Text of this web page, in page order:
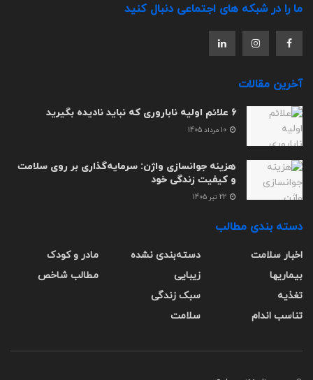
ما را در شبکه های اجتماعی دنبال کنید
آخرین مقالات
6 علائم اولیه ناباروری که نباید نادیده بگیرید
هزینه جوانسازی واژن: سرمایه‌گذاری بر روی سلامت
و کیفیت زندگی خود
دسته بندی مطالب
اخبار سلامت
بیماریها
تغذیه
تناسب اندام
دسته‌بندی نشده
زیبایی
سبک زندگی
سلامت
مادر و کودک
مطالب شاخص